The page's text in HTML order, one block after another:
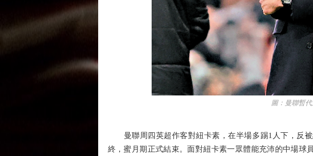
圖：曼聯暫代
曼聯周四英超作客對紐卡素，在半場多踢1人下，反被
終，蜜月期正式結束。面對紐卡素一眾體能充沛的中場球